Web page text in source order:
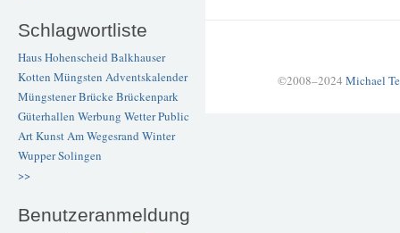
Schlagwortliste
Haus Hohenscheid Balkhauser
Kotten Müngsten Adventskalender
Müngstener BrückeBrückenpark
Güterhallen Werbung WetterPublic
ArtKunstAm Wegesrand Winter
WupperSolingen
>>
Benutzeranmeldung
©2008–2024 Michael